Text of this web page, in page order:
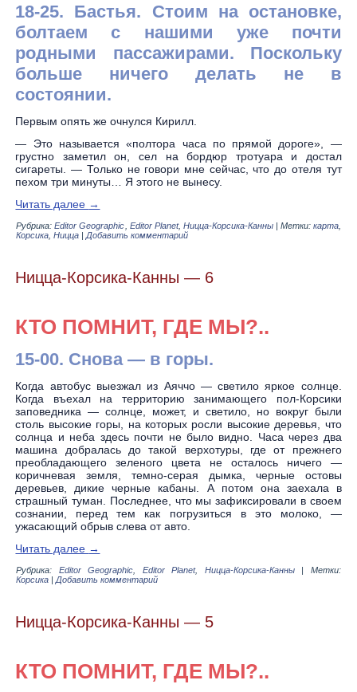
18-25. Бастья. Стоим на остановке,
болтаем с нашими уже почти
родными пассажирами. Поскольку
больше ничего делать не в
состоянии.
Первым опять же очнулся Кирилл.
— Это называется «полтора часа по прямой дороге», —
грустно заметил он, сел на бордюр тротуара и достал
сигареты. — Только не говори мне сейчас, что до отеля тут
пехом три минуты… Я этого не вынесу.
Читать далее →
Рубрика: Editor Geographic Editor Planet, Ницца-Корсика-Канны| Метки: карта,
Корсика ,Ницца |Добавить комментарий
Ницца-Корсика-Канны — 6
КТО ПОМНИТ, ГДЕ МЫ?..
15-00. Снова — в горы.
Когда автобус выезжал из Аяччо — светило яркое солнце.
Когда въехал на территорию занимающего пол-Корсики
заповедника — солнце, может, и светило, но вокруг были
столь высокие горы, на которых росли высокие деревья, что
солнца и неба здесь почти не было видно. Часа через два
машина добралась до такой верхотуры, где от прежнего
преобладающего зеленого цвета не осталось ничего —
коричневая земля, темно-серая дымка, черные остовы
деревьев, дикие черные кабаны. А потом она заехала в
страшный туман. Последнее, что мы зафиксировали в своем
сознании, перед тем как погрузиться в это молоко, —
ужасающий обрыв слева от авто.
Читать далее →
Рубрика: Editor Geographic Editor Planet, Ницца-Корсика-Канны| Метки:
Корсика |Добавить комментарий
Ницца-Корсика-Канны — 5
КТО ПОМНИТ, ГДЕ МЫ?..